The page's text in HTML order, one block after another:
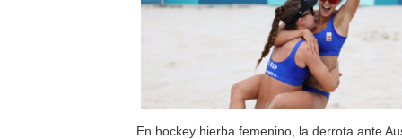
En hockey hierba femenino, la derrota ante